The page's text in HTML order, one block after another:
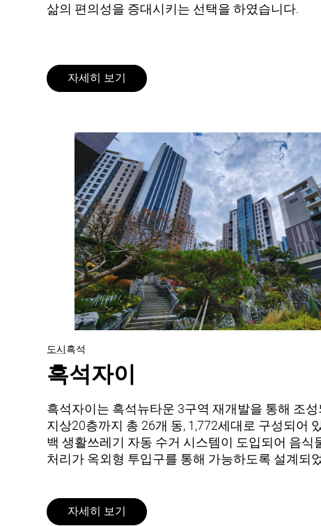
삶의 편의성을 증대시키는 선택을 하였습니다.
자세히 보기
도시흑석
흑석자이
흑석자이는 흑석뉴타운 3구역 재개발을 통해 조
지상20층까지 총 26개 동, 1,772세대로 구성되어
백 생활쓰레기 자동 수거 시스템이 도입되어 음식
처리가 옥외형 투입구를 통해 가능하도록 설계되
자세히 보기